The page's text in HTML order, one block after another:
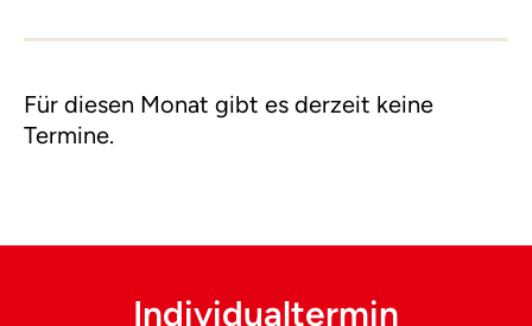
Für diesen Monat gibt es derzeit keine
Termine.
Individualtermin